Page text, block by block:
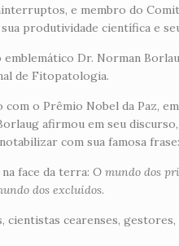
e membro do
produtividade científica e
Dr. Norman
de Fitopatologia.
o Prêmio Nobel da Paz,
afirmou em seu
com sua famosa
na face da terra:O mundo dos
dos excluídos.
cearenses,